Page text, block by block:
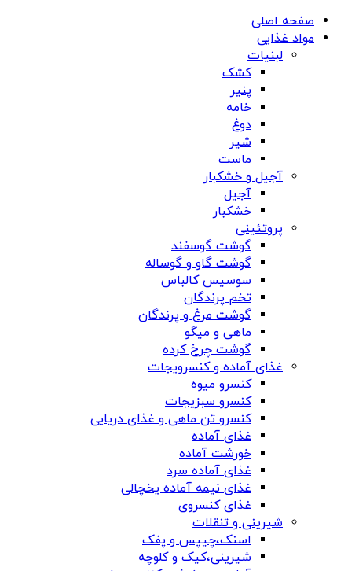
صفحه اصلی
مواد غذایی
لبنیات
کشک
پنیر
خامه
دوغ
شیر
ماست
آجیل و خشکبار
آجیل
خشکبار
پروتئینی
گوشت گوسفند
گوشت گاو و گوساله
سوسیس کالباس
تخم پرندگان
گوشت مرغ و پرندگان
ماهی و میگو
گوشت چرخ کرده
غذای آماده و کنسرویجات
کنسرو میوه
کنسرو سبزیجات
کنسرو تن ماهی و غذای دریایی
غذای آماده
خورشت آماده
غذای آماده سرد
غذای نیمه آماده یخچالی
غذای کنسروی
شیرینی و تنقلات
اسنک،چیپس و پفک
شیرینی،کیک و کلوچه